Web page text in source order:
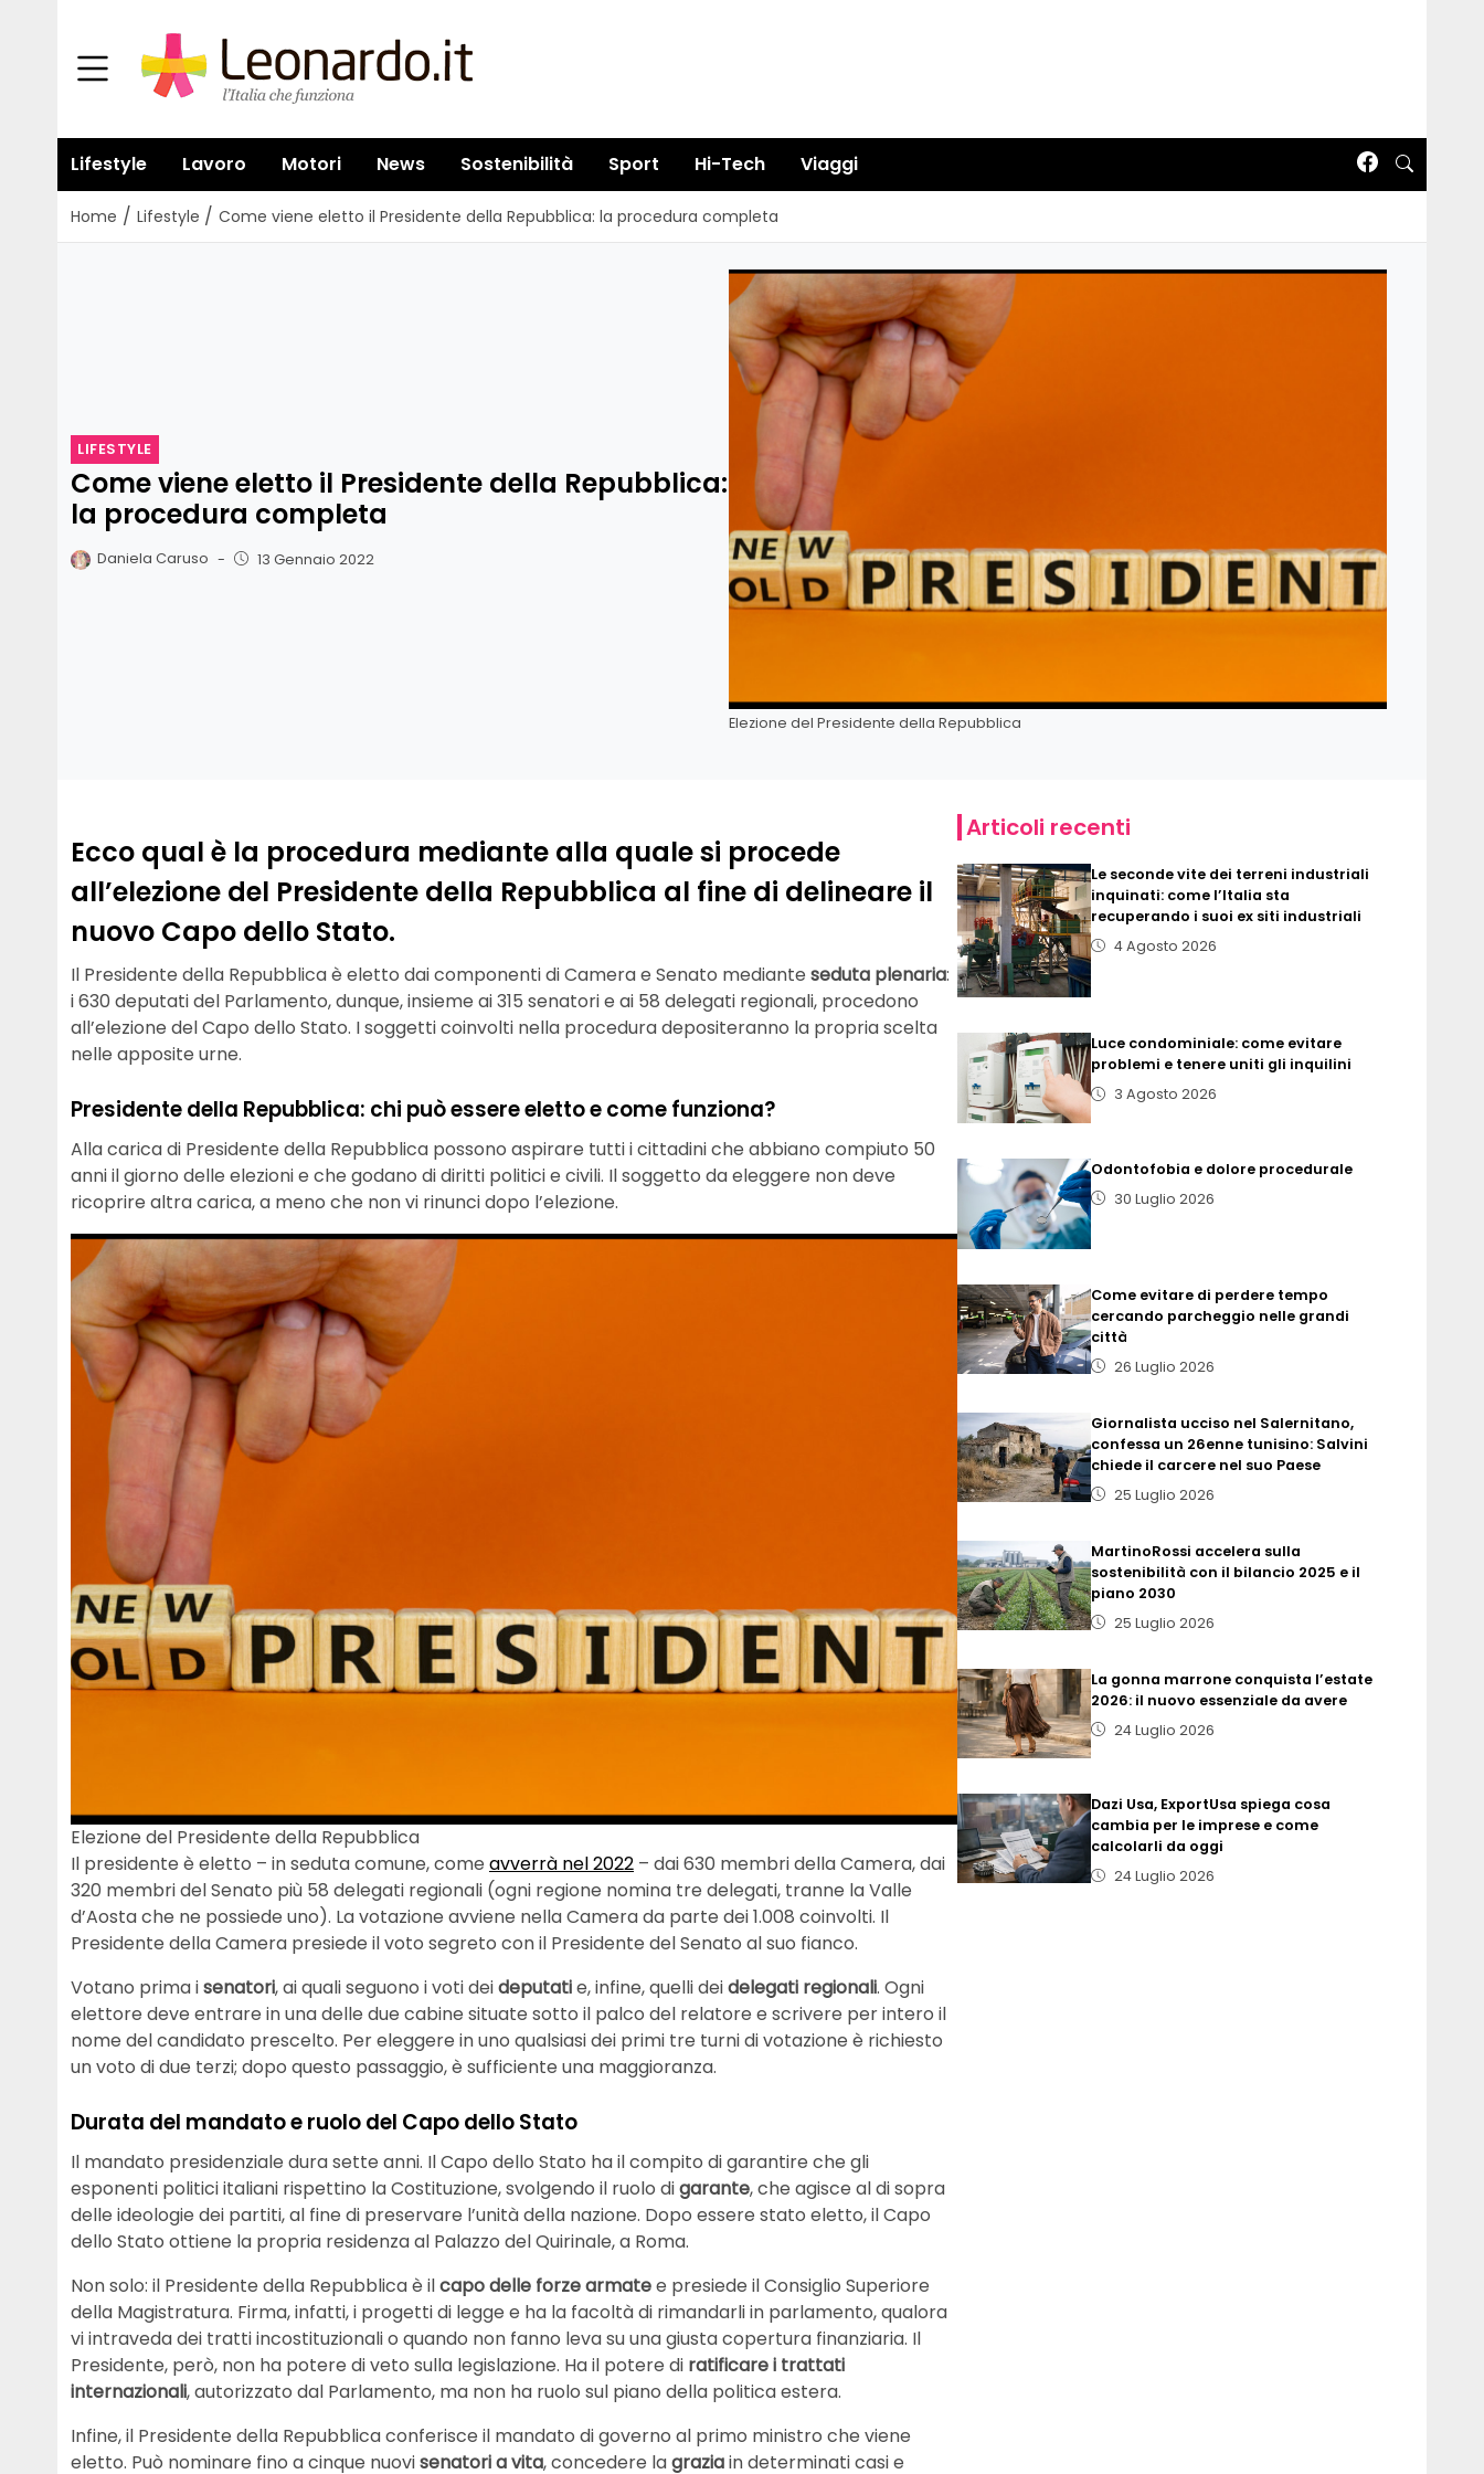
Lifestyle Lavoro Motori News Sostenibilità Sport Hi-Tech Viaggi
Home / Lifestyle / Come viene eletto il Presidente della Repubblica: la procedura completa
LIFESTYLE
Come viene eletto il Presidente della Repubblica:
la procedura completa
Daniela Caruso - 13 Gennaio 2022
Elezione del Presidente della Repubblica
Ecco qual è la procedura mediante alla quale si procede
all’elezione del Presidente della Repubblica al fine di delineare il
nuovo Capo dello Stato.
Il Presidente della Repubblica è eletto dai componenti di Camera e Senato mediante seduta plenaria:
i 630 deputati del Parlamento, dunque, insieme ai 315 senatori e ai 58 delegati regionali, procedono
all’elezione del Capo dello Stato. I soggetti coinvolti nella procedura depositeranno la propria scelta
nelle apposite urne.
Presidente della Repubblica: chi può essere eletto e come funziona?
Alla carica di Presidente della Repubblica possono aspirare tutti i cittadini che abbiano compiuto 50
anni il giorno delle elezioni e che godano di diritti politici e civili. Il soggetto da eleggere non deve
ricoprire altra carica, a meno che non vi rinunci dopo l’elezione.
Elezione del Presidente della Repubblica
Il presidente è eletto – in seduta comune, come avverrà nel 2022 – dai 630 membri della Camera, dai
320 membri del Senato più 58 delegati regionali (ogni regione nomina tre delegati, tranne la Valle
d’Aosta che ne possiede uno). La votazione avviene nella Camera da parte dei 1.008 coinvolti. Il
Presidente della Camera presiede il voto segreto con il Presidente del Senato al suo fianco.
Votano prima isenatori, ai quali seguono i voti deideputatie, infine, quelli deidelegati regionali. Ogni
elettore deve entrare in una delle due cabine situate sotto il palco del relatore e scrivere per intero il
nome del candidato prescelto. Per eleggere in uno qualsiasi dei primi tre turni di votazione è richiesto
un voto di due terzi; dopo questo passaggio, è sufficiente una maggioranza.
Durata del mandato e ruolo del Capo dello Stato
Il mandato presidenziale dura sette anni. Il Capo dello Stato ha il compito di garantire che gli
esponenti politici italiani rispettino la Costituzione, svolgendo il ruolo digarante, che agisce al di sopra
delle ideologie dei partiti, al fine di preservare l’unità della nazione. Dopo essere stato eletto, il Capo
dello Stato ottiene la propria residenza al Palazzo del Quirinale, a Roma.
Non solo: il Presidente della Repubblica è ilcapo delle forze armatee presiede il Consiglio Superiore
della Magistratura. Firma, infatti, i progetti di legge e ha la facoltà di rimandarli in parlamento, qualora
vi intraveda dei tratti incostituzionali o quando non fanno leva su una giusta copertura finanziaria. Il
Presidente, però, non ha potere di veto sulla legislazione. Ha il potere di ratificare i trattati
internazionali, autorizzato dal Parlamento, ma non ha ruolo sul piano della politica estera.
Infine, il Presidente della Repubblica conferisce il mandato di governo al primo ministro che viene
eletto. Può nominare fino a cinque nuovisenatori a vita, concedere lagraziain determinati casi e
Articoli recenti
Le seconde vite dei terreni industriali
inquinati: come l’Italia sta
recuperando i suoi ex siti industriali
4 Agosto 2026
Luce condominiale: come evitare
problemi e tenere uniti gli inquilini
3 Agosto 2026
Odontofobia e dolore procedurale
30 Luglio 2026
Come evitare di perdere tempo
cercando parcheggio nelle grandi
città
26 Luglio 2026
Giornalista ucciso nel Salernitano,
confessa un 26enne tunisino: Salvini
chiede il carcere nel suo Paese
25 Luglio 2026
MartinoRossi accelera sulla
sostenibilità con il bilancio 2025 e il
piano 2030
25 Luglio 2026
La gonna marrone conquista l’estate
2026: il nuovo essenziale da avere
24 Luglio 2026
Dazi Usa, ExportUsa spiega cosa
cambia per le imprese e come
calcolarli da oggi
24 Luglio 2026